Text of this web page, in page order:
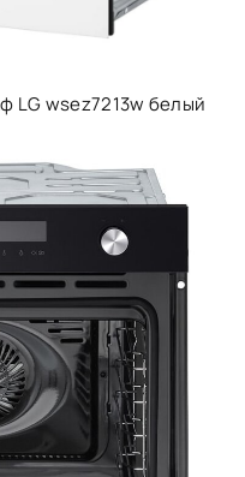
LG wsez7213w белый